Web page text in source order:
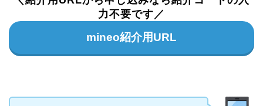
力不要です／
mineo紹介用URL